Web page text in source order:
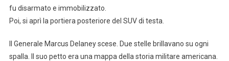
fu disarmato e immobilizzato.
Poi, si aprì la portiera posteriore del SUV di testa.
Il Generale Marcus Delaney scese. Due stelle brillavano su ogni
spalla. Il suo petto era una mappa della storia militare americana.